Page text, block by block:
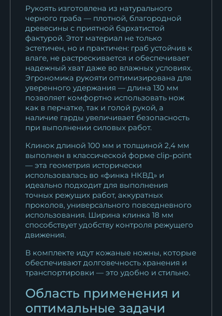
14 608₽
Реплика Финка НКВД Elmax
мельхиор...
31 543₽
Реплика Финка НКВД Elmax
черный граб...
18 513₽
Реплика Финка НКВД дамаск
черный граб...
11 931 ₽
Реплика Финка НКВД S390
мельхиор...
36 456₽
Реплика Финка НКВД D2
черный граб...
Рукоять изготовлена из натурального
черного граба — плотной, благородной
древесины с приятной бархатистой
фактурой. Этот материал не только
эстетичен, но и практичен: граб устойчив к
влаге, не растрескивается и обеспечивает
надежный хват даже во влажных условиях.
Эгрономика рукояти оптимизирована для
уверенного удержания — длина 130 мм
позволяет комфортно использовать нож
как в перчатке, так и голой рукой, а
наличие гарды увеличивает безопасность
при выполнении силовых работ.
Клинок длиной 100 мм и толщиной 2,4 мм
выполнен в классической форме clip-point
— эта геометрия исторически
использовалась во «финка НКВД» и
идеально подходит для выполнения
точных режущих работ, аккуратных
проколов, универсального повседневного
использования. Ширина клинка 18 мм
способствует удобству контроля режущего
движения.
В комплекте идут кожаные ножны, которые
обеспечивают долговечность хранения и
транспортировки — это удобно и стильно.
Область применения и
оптимальные задачи